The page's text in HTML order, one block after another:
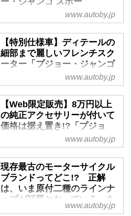
プジョーのジャンゴ。プジョーの
ジャンゴ。プジョーのジャン
ゴ！！
音、よくないですか？ なんてい
うか、それだけでウキウキするよ
ション上がる、プジョーのジャン
ゴでキャンプにGO！
プジョー「ジャンゴ スポーツツ
総排気量：151cc
エンジン形式：空冷4ストSOHC2
バルブ単気筒
メーカー希望小売価格：税込42
ツ」“125cc”と“150cc”どっ
ちを選ぶべき？【特別限定
車】 - webオートバイ
“プジョー モトシクル”の人気スク
ーター「ジャンゴ スポーツ」シ
リーズに、ツーリングに便利な純
正アクセサリーパーツが3つも付
いた“webオートバイ特別仕様
車”が登場！ 今回は「ジャンゴ ス
ポーツ」の「125ccモデル」と
「150ccモデル」の違いについて
詳しくご紹介します！
www.autoby.jp
【特別仕様車】ディテールの
細部まで麗しいフレンチスク
ーター「プジョー・ジャンゴ
スポーツ」の類稀なデザイン
に迫る！ - webオートバイ
“プジョー モトシクル”の人気スク
ーター「ジャンゴ スポーツ」シ
リーズに、ツーリングに便利な純
正アクセサリーパーツが3つも付
いた“特別仕様車”が登場！ 今回は
「ジャンゴ スポーツ」のモダン
でおしゃれなフレンチデザインの
魅力について掘り下げてみたいと
思います！
www.autoby.jp
【Web限定販売】8万円以上
の純正アクセサリーが付いて
価格は据え置き!?「プジョ
ー・ジャンゴスポーツ
125/150」の“webオートバイ
特別仕様車”がついに完成！ -
webオートバイ
webオートバイをご覧の皆様に朗
報です！ あの“プジョー モトシク
ル”の人気スクーター「ジャンゴ
www.autoby.jp
現存最古のモーターサイクル
ブランドってどこ!? 正解
は、いま原付二種のラインナ
ップが話題となっている、あ
の国の…… - webオートバイ
www.autoby.jp